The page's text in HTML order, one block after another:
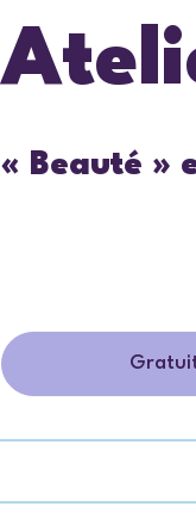
« Beauté »